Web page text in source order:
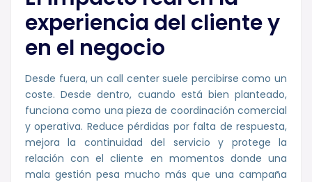
experiencia del cliente y
en el negocio
Desde fuera, un call center suele percibirse como un
coste. Desde dentro, cuando está bien planteado,
funciona como una pieza de coordinación comercial
y operativa. Reduce pérdidas por falta de respuesta,
mejora la continuidad del servicio y protege la
relación con el cliente en momentos donde una
mala gestión pesa mucho más que una campaña